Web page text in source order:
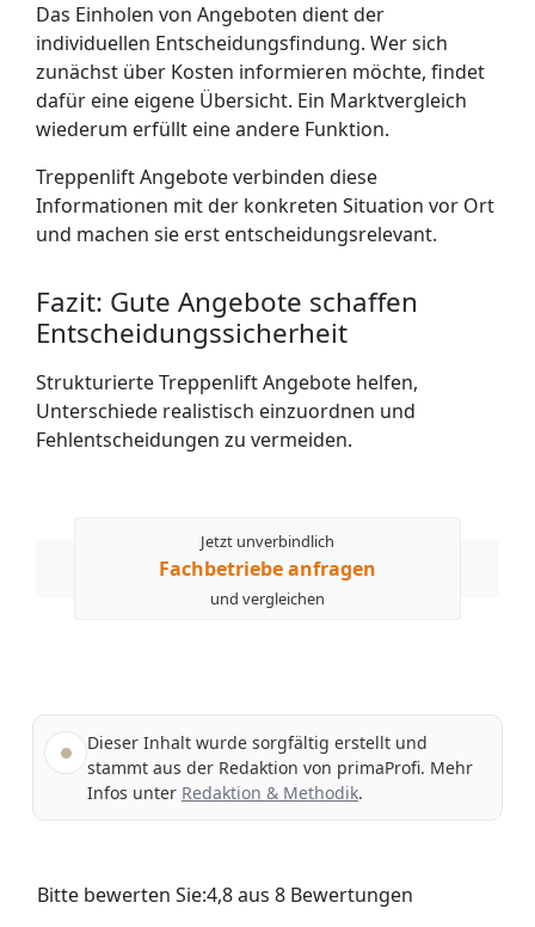
Das Einholen von Angeboten dient der
individuellen Entscheidungsfindung. Wer sich
zunächst über Kosten informieren möchte, findet
dafür eine eigene Übersicht. Ein Marktvergleich
wiederum erfüllt eine andere Funktion.
Treppenlift Angebote verbinden diese
Informationen mit der konkreten Situation vor Ort
und machen sie erst entscheidungsrelevant.
Fazit: Gute Angebote schaffen
Entscheidungs­sicherheit
Strukturierte Treppenlift Angebote helfen,
Unterschiede realistisch einzuordnen und
Fehlentscheidungen zu vermeiden.
Jetzt unverbindlich
Fachbetriebe anfragen
und vergleichen
Dieser Inhalt wurde sorgfältig erstellt und
stammt aus der Redaktion von primaProfi. Mehr
Infos unter Redaktion & Methodik.
Bitte bewerten Sie:4,8aus 8 Bewertungen